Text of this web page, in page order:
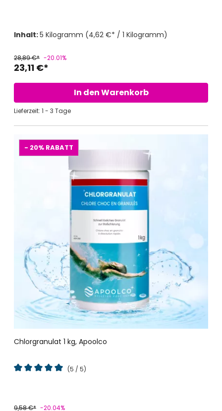
Inhalt:5 Kilogramm (4,62 €* / 1 Kilogramm)
23,11 €*
28,89 €* -20.01%
In den Warenkorb
Lieferzeit: 1 - 3 Tage
- 20% RABATT
Chlorgranulat 1 kg, Apoolco
(5 / 5)
9,58 €* -20.04%